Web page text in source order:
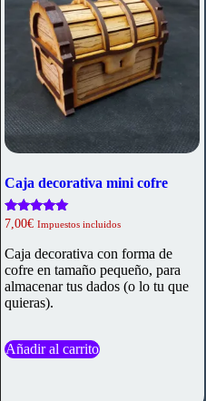
Caja decorativa mini cofre
Valorado
5.00
de 5
7,00€ Impuestos incluidos
Caja decorativa con forma de
cofre en tamaño pequeño, para
almacenar tus dados (o lo tu que
quieras).
Añadir al carrito